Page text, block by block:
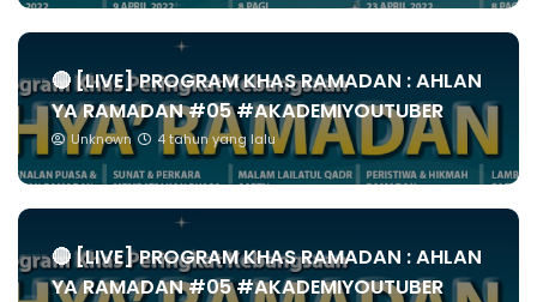
🔴 [LIVE] PROGRAM KHAS RAMADAN : AHLAN
YA RAMADAN #05 #AKADEMIYOUTUBER
Unknown 4 tahun yang lalu
🔴 [LIVE] PROGRAM KHAS RAMADAN : AHLAN
YA RAMADAN #05 #AKADEMIYOUTUBER